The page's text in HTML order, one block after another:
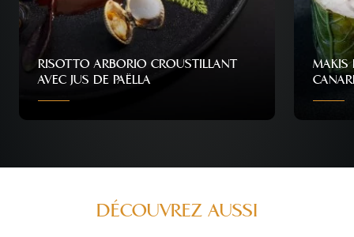
RISOTTO ARBORIO CROUSTILLANT
AVEC JUS DE PAËLLA
MAKIS
DÉCOUVREZ AUSSI